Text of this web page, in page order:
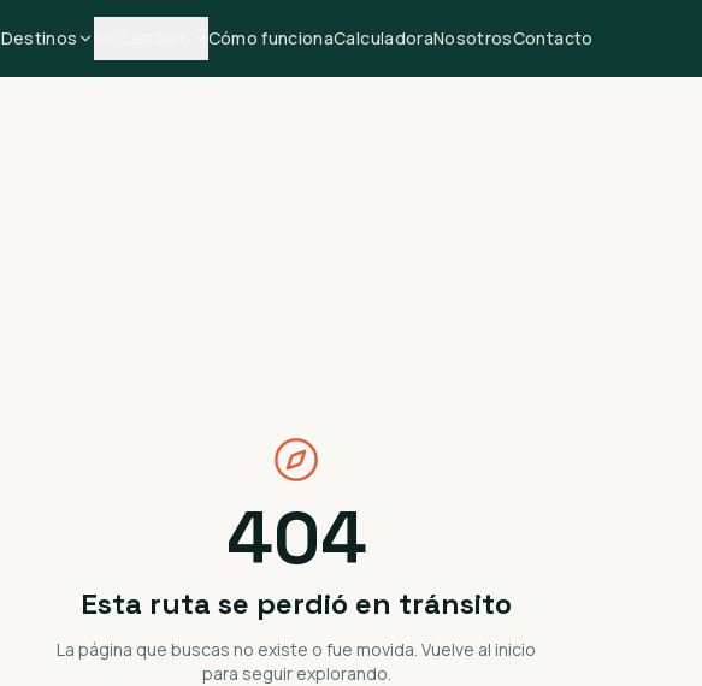
Destinos Cómo funcionaCalculadoraNosotrosContacto
404
Esta ruta se perdió en tránsito
La página que buscas no existe o fue movida. Vuelve al inicio
para seguir explorando.